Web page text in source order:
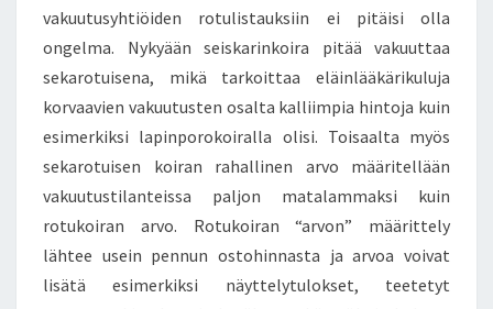
vakuutusyhtiöiden rotulistauksiin ei pitäisi olla
ongelma. Nykyään seiskarinkoira pitää vakuuttaa
sekarotuisena, mikä tarkoittaa eläinlääkärikuluja
korvaavien vakuutusten osalta kalliimpia hintoja kuin
esimerkiksi lapinporokoiralla olisi. Toisaalta myös
sekarotuisen koiran rahallinen arvo määritellään
vakuutustilanteissa paljon matalammaksi kuin
rotukoiran arvo. Rotukoiran “arvon” määrittely
lähtee usein pennun ostohinnasta ja arvoa voivat
lisätä esimerkiksi näyttelytulokset, teetetyt